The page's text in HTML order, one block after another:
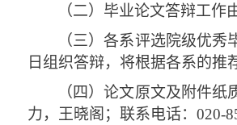
（二）毕业论文答辩工作
（三）各系评选院级优
日组织答辩，将根据各系的推
（四）论文原文及附件
力，王晓阁；联系电话：020-